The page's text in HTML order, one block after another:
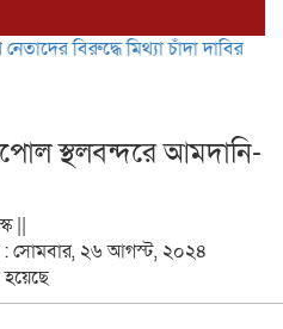
বিরুদ্ধে মিথ্যা চাঁদা দাবির
স্থলবন্দরে আমদানি-
||
: সোমবার, ২৬ আগস্ট, ২০২৪